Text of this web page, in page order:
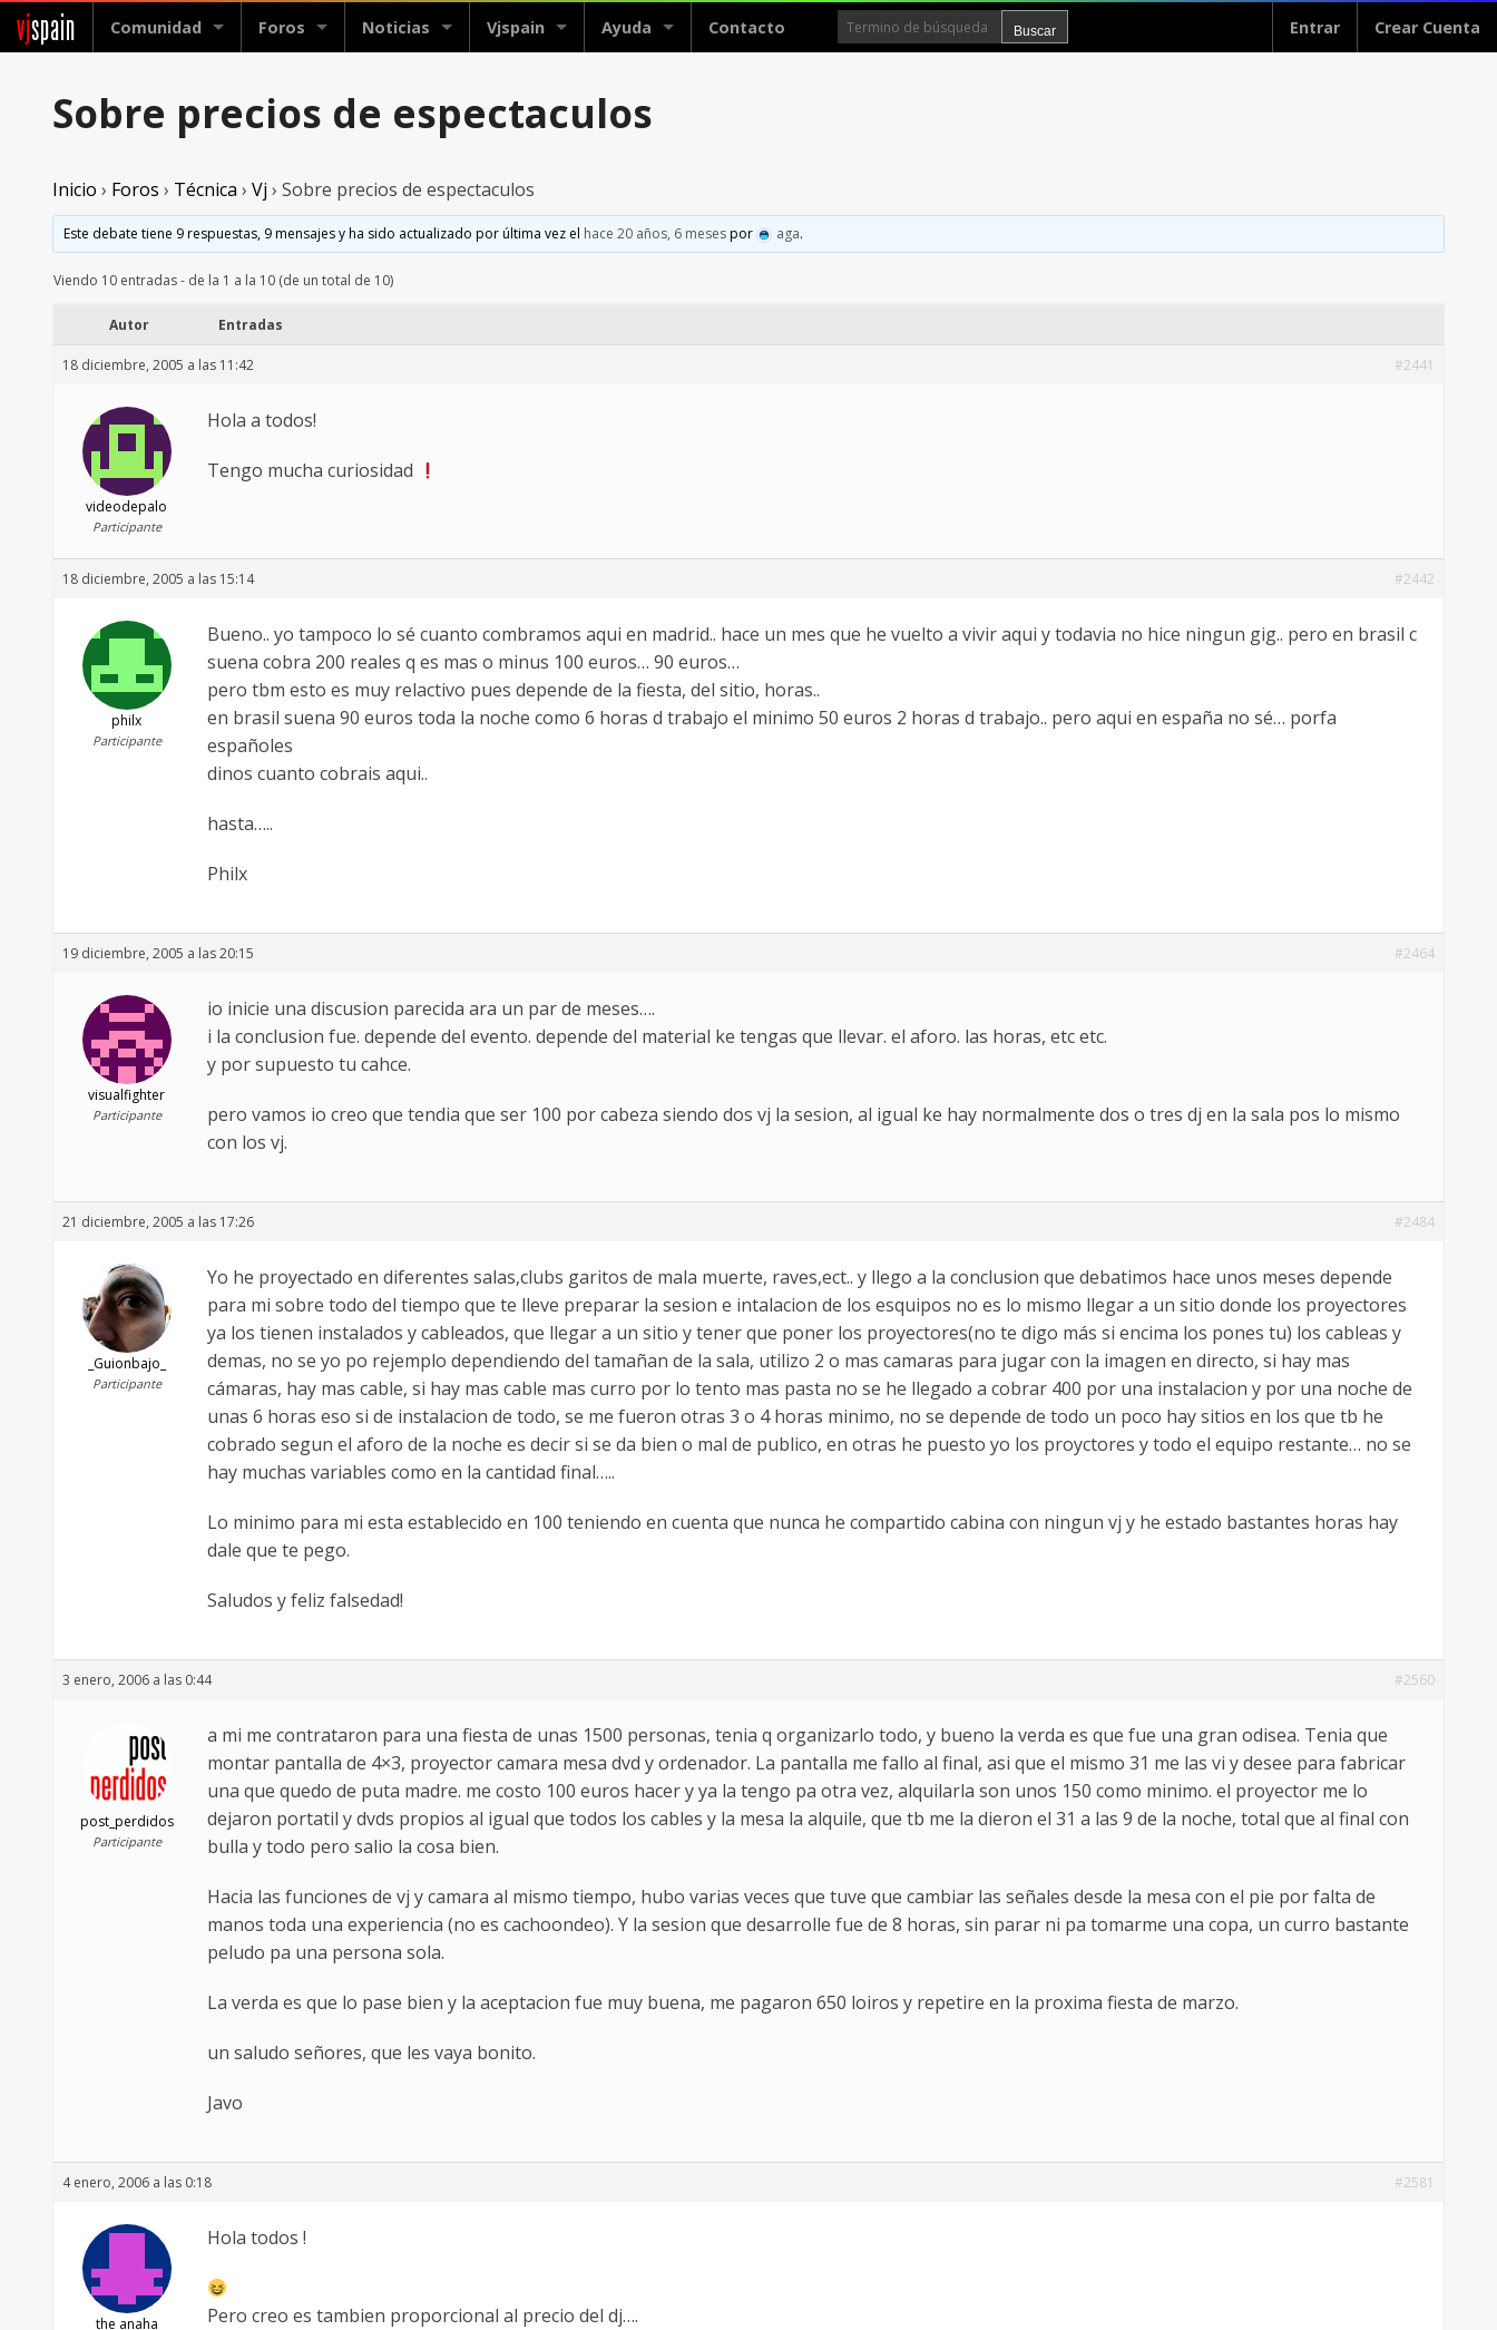
vjspain Comunidad Foros Noticias Vjspain Ayuda Contacto Entrar Crear Cuenta
Sobre precios de espectaculos
Inicio › Foros › Técnica › Vj › Sobre precios de espectaculos
Este debate tiene 9 respuestas, 9 mensajes y ha sido actualizado por última vez el hace 20 años, 6 mesespor aga.
Viendo 10 entradas - de la 1 a la 10 (de un total de 10)
Autor Entradas
18 diciembre, 2005 a las 11:42 #2441
videodepalo
Participante
Hola a todos!
Tengo mucha curiosidad
18 diciembre, 2005 a las 15:14 #2442
philx
Participante
Bueno.. yo tampoco lo sé cuanto combramos aqui en madrid.. hace un mes que he vuelto a vivir aqui y todavia no hice ningun gig.. pero en brasil c
suena cobra 200 reales q es mas o minus 100 euros… 90 euros…
pero tbm esto es muy relactivo pues depende de la fiesta, del sitio, horas..
en brasil suena 90 euros toda la noche como 6 horas d trabajo el minimo 50 euros 2 horas d trabajo.. pero aqui en españa no sé… porfa
españoles
dinos cuanto cobrais aqui..
hasta…..
Philx
19 diciembre, 2005 a las 20:15 #2464
visualfighter
Participante
io inicie una discusion parecida ara un par de meses….
i la conclusion fue. depende del evento. depende del material ke tengas que llevar. el aforo. las horas, etc etc.
y por supuesto tu cahce.
pero vamos io creo que tendia que ser 100 por cabeza siendo dos vj la sesion, al igual ke hay normalmente dos o tres dj en la sala pos lo mismo
con los vj.
21 diciembre, 2005 a las 17:26 #2484
_Guionbajo_
Participante
Yo he proyectado en diferentes salas,clubs garitos de mala muerte, raves,ect.. y llego a la conclusion que debatimos hace unos meses depende
para mi sobre todo del tiempo que te lleve preparar la sesion e intalacion de los esquipos no es lo mismo llegar a un sitio donde los proyectores
ya los tienen instalados y cableados, que llegar a un sitio y tener que poner los proyectores(no te digo más si encima los pones tu) los cableas y
demas, no se yo po rejemplo dependiendo del tamañan de la sala, utilizo 2 o mas camaras para jugar con la imagen en directo, si hay mas
cámaras, hay mas cable, si hay mas cable mas curro por lo tento mas pasta no se he llegado a cobrar 400 por una instalacion y por una noche de
unas 6 horas eso si de instalacion de todo, se me fueron otras 3 o 4 horas minimo, no se depende de todo un poco hay sitios en los que tb he
cobrado segun el aforo de la noche es decir si se da bien o mal de publico, en otras he puesto yo los proyctores y todo el equipo restante… no se
hay muchas variables como en la cantidad final…..
Lo minimo para mi esta establecido en 100 teniendo en cuenta que nunca he compartido cabina con ningun vj y he estado bastantes horas hay
dale que te pego.
Saludos y feliz falsedad!
3 enero, 2006 a las 0:44 #2560
post_perdidos
Participante
a mi me contrataron para una fiesta de unas 1500 personas, tenia q organizarlo todo, y bueno la verda es que fue una gran odisea. Tenia que
montar pantalla de 4×3, proyector camara mesa dvd y ordenador. La pantalla me fallo al final, asi que el mismo 31 me las vi y desee para fabricar
una que quedo de puta madre. me costo 100 euros hacer y ya la tengo pa otra vez, alquilarla son unos 150 como minimo. el proyector me lo
dejaron portatil y dvds propios al igual que todos los cables y la mesa la alquile, que tb me la dieron el 31 a las 9 de la noche, total que al final con
bulla y todo pero salio la cosa bien.
Hacia las funciones de vj y camara al mismo tiempo, hubo varias veces que tuve que cambiar las señales desde la mesa con el pie por falta de
manos toda una experiencia (no es cachoondeo). Y la sesion que desarrolle fue de 8 horas, sin parar ni pa tomarme una copa, un curro bastante
peludo pa una persona sola.
La verda es que lo pase bien y la aceptacion fue muy buena, me pagaron 650 loiros y repetire en la proxima fiesta de marzo.
un saludo señores, que les vaya bonito.
Javo
4 enero, 2006 a las 0:18 #2581
the anaha
Hola todos !
Pero creo es tambien proporcional al precio del dj….